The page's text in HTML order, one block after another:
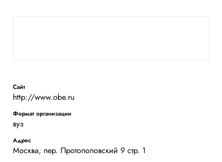
Сайт
http://www.obe.ru
Формат организации
вуз
Адрес
Москва, пер. Протопоповский 9 стр. 1